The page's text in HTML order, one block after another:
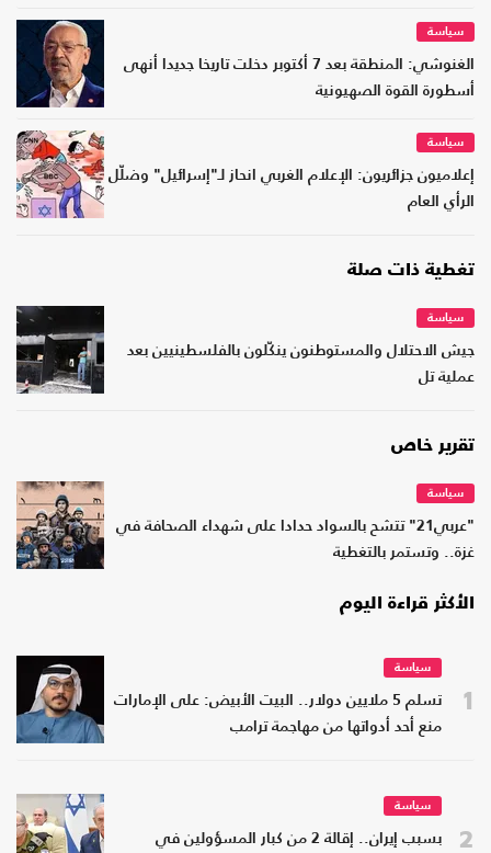
سياسة
الغنوشي: المنطقة بعد 7 أكتوبر دخلت تاريخا جديدا أنهى
أسطورة القوة الصهيونية
سياسة
إعلاميون جزائريون: الإعلام الغربي انحاز لـ"إسرائيل" وضلّل
الرأي العام
تغطية ذات صلة
سياسة
جيش الاحتلال والمستوطنون ينكّلون بالفلسطينيين بعد
عملية تل
تقرير خاص
سياسة
"عربي21" تتشح بالسواد حدادا على شهداء الصحافة في
غزة.. وتستمر بالتغطية
الأكثر قراءة اليوم
1
سياسة
تسلم 5 ملايين دولار.. البيت الأبيض: على الإمارات
منع أحد أدواتها من مهاجمة ترامب
2
سياسة
بسبب إيران.. إقالة 2 من كبار المسؤولين في